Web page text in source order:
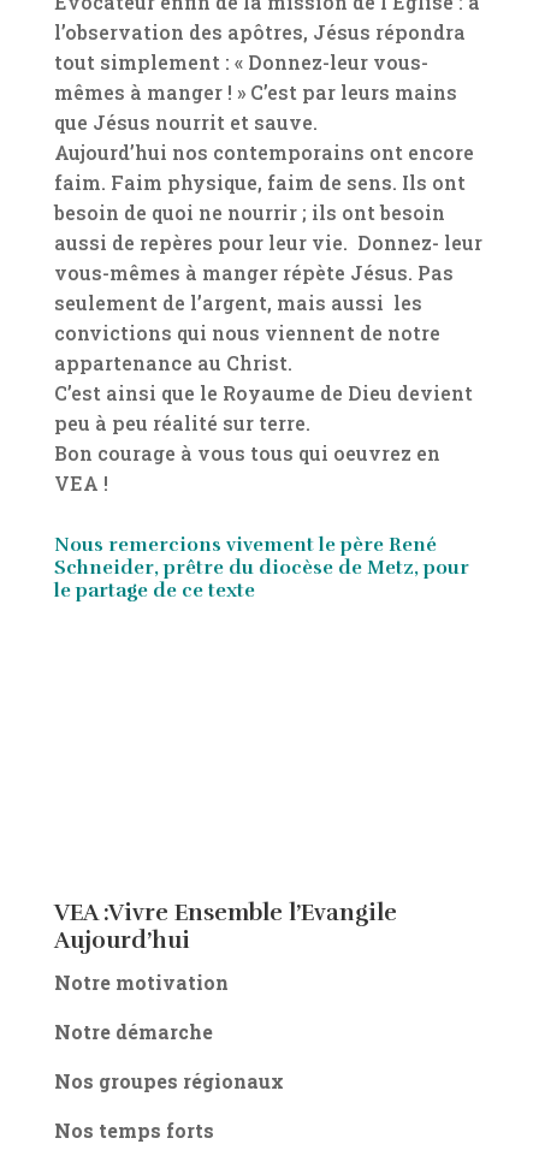
l’observation des apôtres, Jésus répondra
tout simplement : « Donnez-leur vous-
mêmes à manger ! » C’est par leurs mains
que Jésus nourrit et sauve.
Aujourd’hui nos contemporains ont encore
faim. Faim physique, faim de sens. Ils ont
besoin de quoi ne nourrir ; ils ont besoin
aussi de repères pour leur vie. Donnez- leur
vous-mêmes à manger répète Jésus. Pas
seulement de l’argent, mais aussi les
convictions qui nous viennent de notre
appartenance au Christ.
C’est ainsi que le Royaume de Dieu devient
peu à peu réalité sur terre.
Bon courage à vous tous qui oeuvrez en
VEA !
Nous remercions vivement le père René
Schneider, prêtre du diocèse de Metz, pour
le partage de ce texte
VEA :Vivre Ensemble l’Evangile
Aujourd’hui
Notre motivation
Notre démarche
Nos groupes régionaux
Nos temps forts